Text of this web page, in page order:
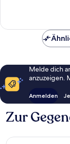
Melde dich
anzuzeigen.
Anmelden
Zur